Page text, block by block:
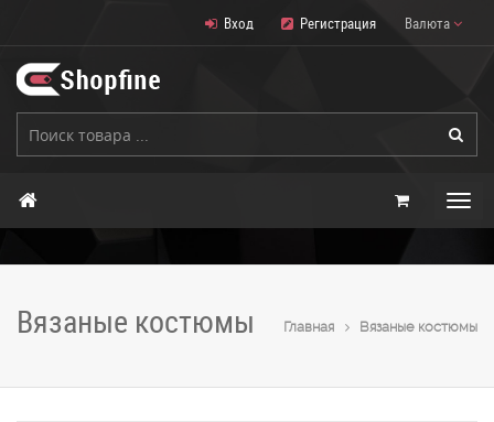
Валюта
Вход Регистрация
Вязаные костюмы Главная Вязаные костюмы